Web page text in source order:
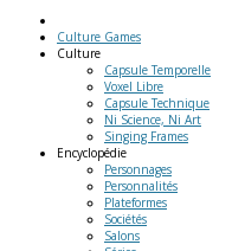
Culture Games
Culture
Capsule Temporelle
Voxel Libre
Capsule Technique
Ni Science, Ni Art
Singing Frames
Encyclopédie
Personnages
Personnalités
Plateformes
Sociétés
Salons